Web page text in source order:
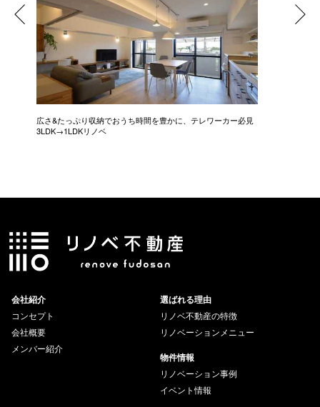
広さ&たっぷり収納でおうち時間を豊かに、テレワーカー必見
3LDK→1LDKリノベ
会社紹介
コンセプト
会社概要
メンバー紹介
選ばれる理由
リノベ不動産の特徴
リノベーションメニュー
物件情報
リノベーション事例
イベント情報